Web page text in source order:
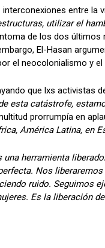
entre la
utilizar el
de los dos últimos
El-Hasan
el neocolonialismo y
que lxs activistas
esta catástrofe,
prorrumpía en
América Latina, en
una herramienta
Nos
ruido. Seguimos
Es la liberación